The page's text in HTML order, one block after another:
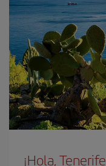
¡Hola,